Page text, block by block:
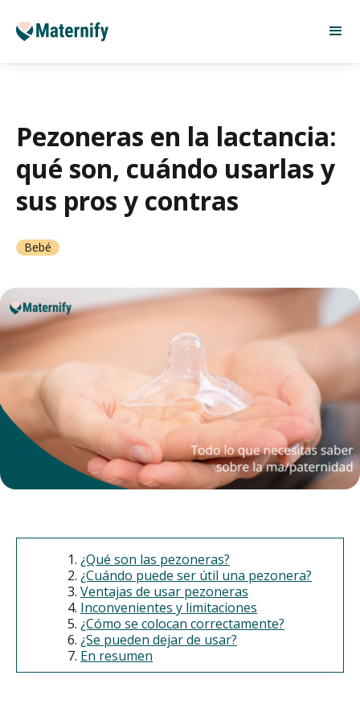
Pezoneras en la lactancia:
qué son, cuándo usarlas y
sus pros y contras
Bebé
¿Qué son las pezoneras?
¿Cuándo puede ser útil una pezonera?
Ventajas de usar pezoneras
Inconvenientes y limitaciones
¿Cómo se colocan correctamente?
¿Se pueden dejar de usar?
En resumen